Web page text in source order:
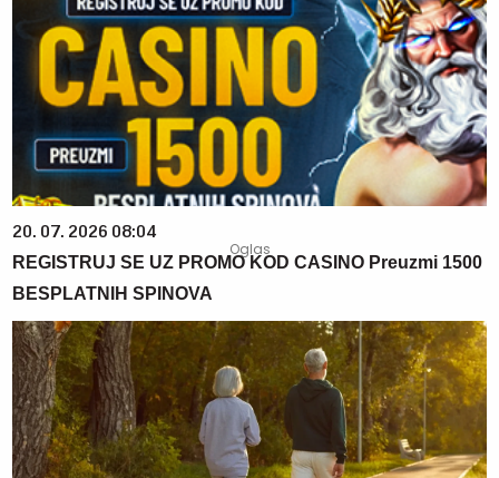
20. 07. 2026 08:04
REGISTRUJ SE UZ PROMO KOD CASINO Preuzmi 1500
BESPLATNIH SPINOVA